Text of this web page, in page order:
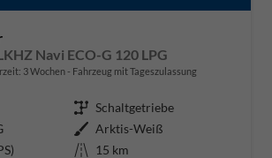
Navi ECO-G 120 LPG
3 Wochen Fahrzeug mit Tageszulassung
Getriebe Schaltgetriebe
Außenfarbe Arktis-Weiß
Kilometerstand 15 km